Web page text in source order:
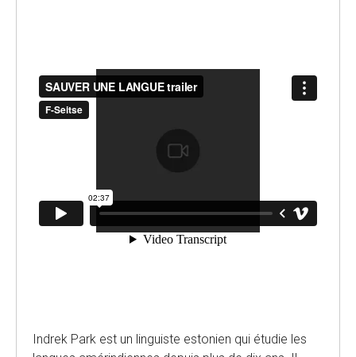
Indrek Park est un linguiste estonien qui étudie les